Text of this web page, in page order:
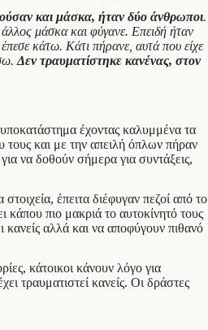
και μάσκα, ήταν δύο άνθρωποι.
μάσκα και φύγανε. Επειδή ήταν
κάτω. Κάτι πήρανε, αυτά που είχε
Δεν τραυματίστηκε κανένας, στον
έχοντας καλυμμένα τα
τους και με την απειλή όπλων πήραν
να δοθούν σήμερα για συντάξεις,
έπειτα διέφυγαν πεζοί από το
κάπου πιο μακριά το αυτοκίνητό τους
κανείς αλλά και να αποφύγουν πιθανό
κάτοικοι κάνουν λόγο για
τραυματιστεί κανείς. Οι δράστες